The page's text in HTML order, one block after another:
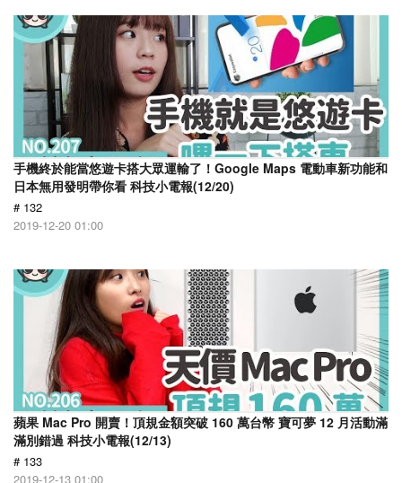
手機終於能當悠遊卡搭大眾運輸了！Google Maps 電動車新功能和
日本無用發明帶你看 科技小電報(12/20)
# 132
2019-12-20 01:00
蘋果 Mac Pro 開賣！頂規金額突破 160 萬台幣 寶可夢 12 月活動滿
滿別錯過 科技小電報(12/13)
# 133
2019-12-13 01:00